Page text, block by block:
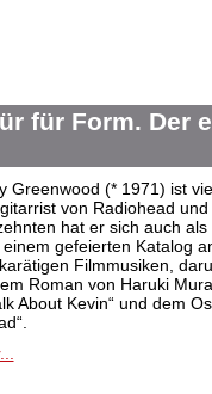
für Form. Der
Greenwood (* 1971) ist
von Radiohead
hat er sich auch
gefeierten Katalog
Filmmusiken,
Roman von Haruki
About Kevin“ und dem